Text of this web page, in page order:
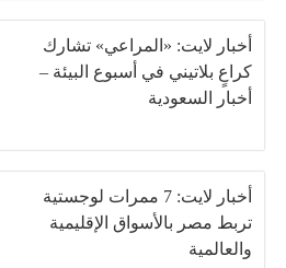
أخبار لايت: «المراعي» تشارك
كراعٍ بلاتيني في أسبوع البيئة –
أخبار السعودية
أخبار لايت: 7 ممرات لوجستية
تربط مصر بالأسواق الإقليمية
والعالمية